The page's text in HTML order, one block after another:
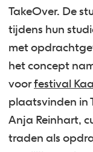
TakeOver. De
tijdens hun
met
het concept
voorfestival
plaatsvinden in
Anja Reinhart,
traden als